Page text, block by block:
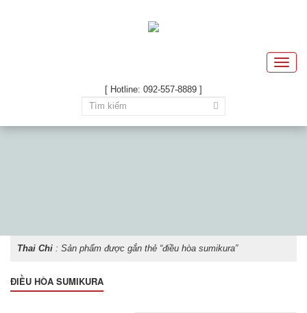
Toggle
[ Hotline: 092-557-8889 ]
Thai Chi : Sản phẩm được gắn thẻ “điều hòa sumikura”
ĐIỀU HÒA SUMIKURA